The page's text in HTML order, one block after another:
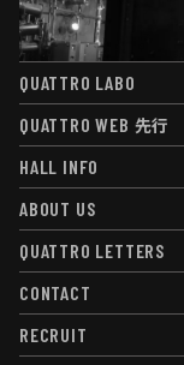
QUATTRO LABO
QUATTRO LABO
QUATTRO WEB 先行
QUATTRO WEB先行
HALL INFO
HALL INFO
ABOUT US
ABOUT US
QUATTRO LETTERS
QUATTRO LETTERS
CONTACT
CONTACT
RECRUIT
RECRUIT